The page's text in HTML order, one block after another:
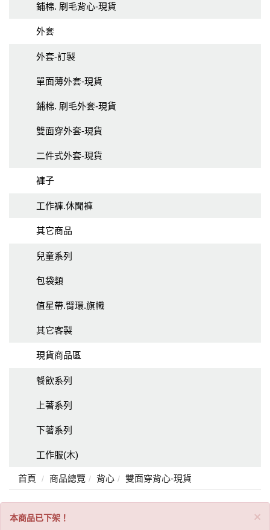
鋪棉. 刷毛背心-現貨
外套
外套-訂製
單面薄外套-現貨
鋪棉. 刷毛外套-現貨
雙面穿外套-現貨
二件式外套-現貨
褲子
工作褲.休聞褲
其它商品
兒童系列
包袋類
值星帶.臂環.旗幟
其它客製
現貨商品區
餐飲系列
上著系列
下著系列
工作服(木)
首頁 商品總覽 背心 雙面穿背心-現貨
×
本商品已下架！